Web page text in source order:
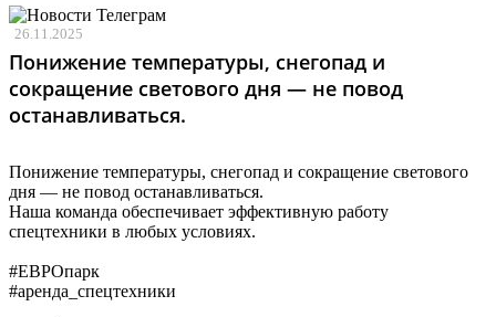
26.11.2025
Понижение температуры, снегопад и
сокращение светового дня — не повод
останавливаться.
Понижение температуры, снегопад и сокращение светового
дня — не повод останавливаться.
Наша команда обеспечивает эффективную работу
спецтехники в любых условиях.
#ЕВРОпарк
#аренда_спецтехники